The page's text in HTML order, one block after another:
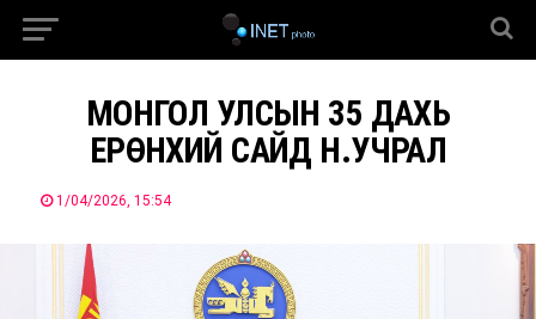
МОНГОЛ УЛСЫН 35 ДАХЬ
ЕРӨНХИЙ САЙД Н.УЧРАЛ
1/04/2026, 15:54